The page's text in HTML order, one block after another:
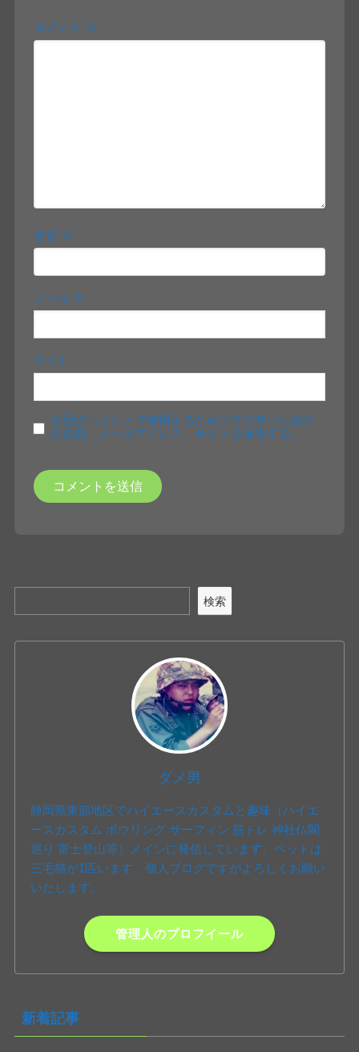
コメント ※
名前 ※
メール ※
サイト
次回のコメントで使用するためブラウザーに自分
の名前、メールアドレス、サイトを保存する。
検索
ダメ男
静岡県東部地区でハイエースカスタムと趣味（ハイエ
ースカスタム ボウリング サーフィン 筋トレ 神社仏閣
巡り 富士登山等）メインに発信しています。ペットは
三毛猫が1匹います。個人ブログですがよろしくお願い
いたします。
管理人のプロフイール
新着記事